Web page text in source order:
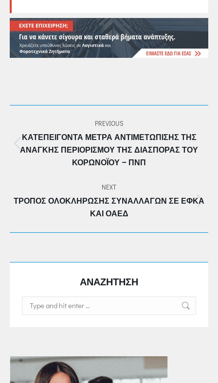
PREVIOUS
Previous
post:
ΚΑΤΕΠΕΊΓΟΝΤΑ ΜΈΤΡΑ ΑΝΤΙΜΕΤΏΠΙΣΗΣ ΤΗΣ
ΑΝΆΓΚΗΣ ΠΕΡΙΟΡΙΣΜΟΎ ΤΗΣ ΔΙΑΣΠΟΡΆΣ ΤΟΥ
ΚΟΡΩΝΟΪΟΎ – ΠΝΠ
NEXT
Next
post:
ΤΡΌΠΟΣ ΟΛΟΚΛΉΡΩΣΗΣ ΣΥΝΑΛΛΑΓΏΝ ΣΕ ΕΦΚΑ
ΚΑΙ ΟΑΕΔ
ΑΝΑΖΗΤΗΣΗ
Search: